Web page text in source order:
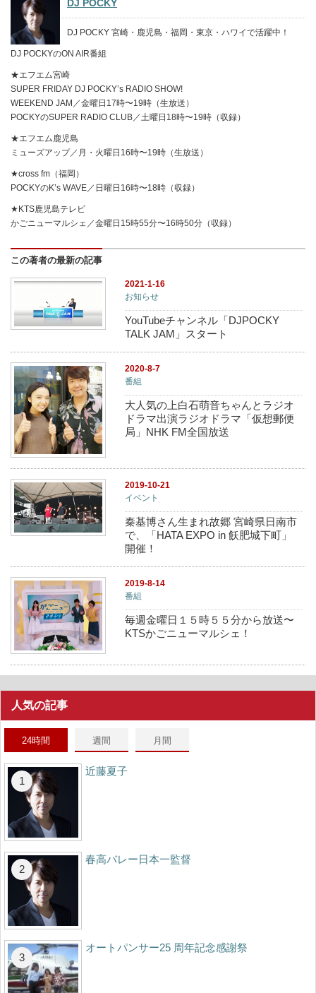
DJ POCKY
DJ POCKY 宮崎・鹿児島・福岡・東京・ハワイで活躍中！
DJ POCKYのON AIR番組
★エフエム宮崎
SUPER FRIDAY DJ POCKY’s RADIO SHOW!
WEEKEND JAM／金曜日17時〜19時（生放送）
POCKYのSUPER RADIO CLUB／土曜日18時〜19時（収録）
★エフエム鹿児島
ミューズアップ／月・火曜日16時〜19時（生放送）
★cross fm（福岡）
POCKYのK’s WAVE／日曜日16時〜18時（収録）
★KTS鹿児島テレビ
かごニューマルシェ／金曜日15時55分〜16時50分（収録）
この著者の最新の記事
2021-1-16
お知らせ
YouTubeチャンネル「DJPOCKY
TALK JAM」スタート
2020-8-7
番組
大人気の上白石萌音ちゃんとラジオ
ドラマ出演ラジオドラマ「仮想郵便
局」NHK FM全国放送
2019-10-21
イベント
秦基博さん生まれ故郷 宮崎県日南市
で、「HATA EXPO in 飫肥城下町」
開催！
2019-8-14
番組
毎週金曜日１５時５５分から放送〜
KTSかごニューマルシェ！
人気の記事
24時間 週間 月間
近藤夏子
春高バレー日本一監督
オートパンサー25 周年記念感謝祭